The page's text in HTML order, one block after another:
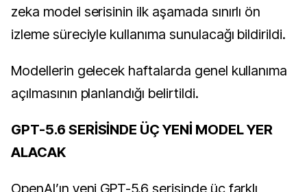
zeka model serisinin ilk aşamada sınırlı ön
izleme süreciyle kullanıma sunulacağı bildirildi.
Modellerin gelecek haftalarda genel kullanıma
açılmasının planlandığı belirtildi.
GPT-5.6 SERİSİNDE ÜÇ YENİ MODEL YER
ALACAK
OpenAI’ın yeni GPT-5.6 serisinde üç farklı